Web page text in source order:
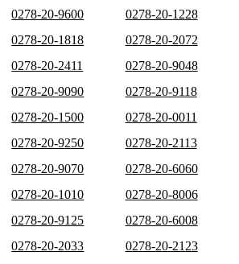
0278-20-9600
0278-20-1228
0278-20-1818
0278-20-2072
0278-20-2411
0278-20-9048
0278-20-9090
0278-20-9118
0278-20-1500
0278-20-0011
0278-20-9250
0278-20-2113
0278-20-9070
0278-20-6060
0278-20-1010
0278-20-8006
0278-20-9125
0278-20-6008
0278-20-2033
0278-20-2123